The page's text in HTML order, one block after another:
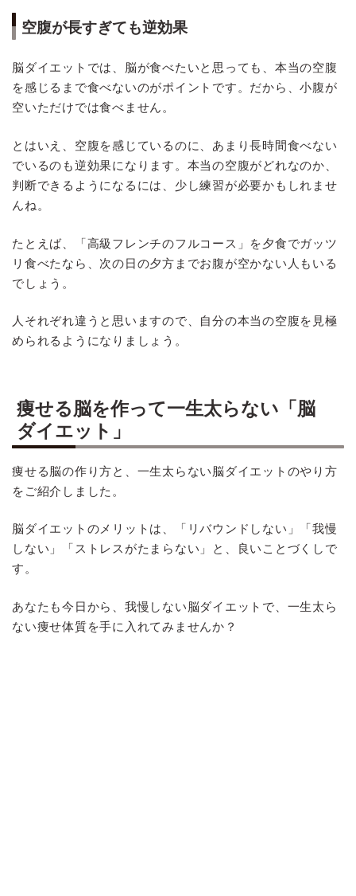
空腹が長すぎても逆効果
脳ダイエットでは、脳が食べたいと思っても、本当の空腹
を感じるまで食べないのがポイントです。だから、小腹が
空いただけでは食べません。
とはいえ、空腹を感じているのに、あまり長時間食べない
でいるのも逆効果になります。本当の空腹がどれなのか、
判断できるようになるには、少し練習が必要かもしれませ
んね。
たとえば、「高級フレンチのフルコース」を夕食でガッツ
リ食べたなら、次の日の夕方までお腹が空かない人もいる
でしょう。
人それぞれ違うと思いますので、自分の本当の空腹を見極
められるようになりましょう。
痩せる脳を作って一生太らない「脳
ダイエット」
痩せる脳の作り方と、一生太らない脳ダイエットのやり方
をご紹介しました。
脳ダイエットのメリットは、「リバウンドしない」「我慢
しない」「ストレスがたまらない」と、良いことづくしで
す。
あなたも今日から、我慢しない脳ダイエットで、一生太ら
ない痩せ体質を手に入れてみませんか？